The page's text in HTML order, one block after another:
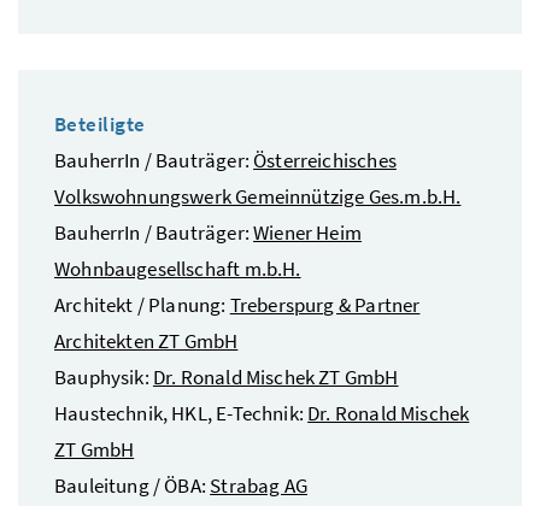
Beteiligte
BauherrIn / Bauträger: Österreichisches
Volkswohnungswerk Gemeinnützige Ges.m.b.H.
BauherrIn / Bauträger:Wiener Heim
Wohnbaugesellschaft m.b.H.
Architekt / Planung: Treberspurg & Partner
Architekten ZT GmbH
Bauphysik: Dr. Ronald Mischek ZT GmbH
Haustechnik, HKL, E-Technik: Dr. Ronald Mischek
ZT GmbH
Bauleitung / ÖBA: Strabag AG